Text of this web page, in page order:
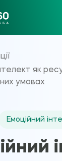
як
умовах
Емоційний